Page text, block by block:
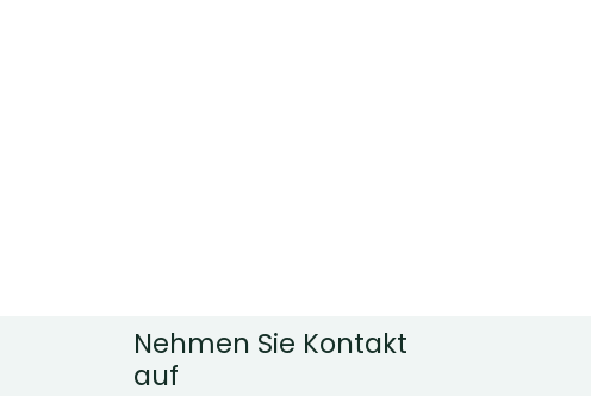
Nehmen Sie Kontakt
auf